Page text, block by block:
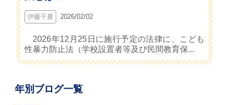
伊藤千夏 2026/02/02
2026年12月25日に施行予定の法律に、こども
性暴力防止法（学校設置者等及び民間教育保...
年別ブログ一覧